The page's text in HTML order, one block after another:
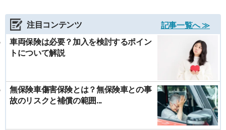
注目コンテンツ
記事一覧へ ≫
車両保険は必要？加入を検討するポイン
トについて解説
無保険車傷害保険とは？無保険車との事
故のリスクと補償の範囲...